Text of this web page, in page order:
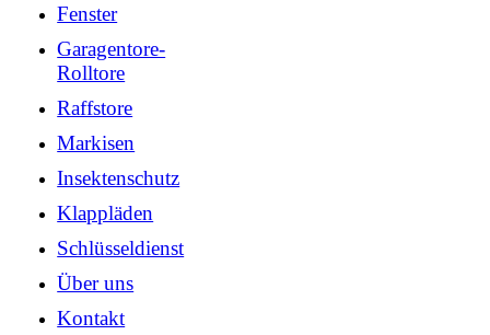
Fenster
Garagentore-
Rolltore
Raffstore
Markisen
Insektenschutz
Klappläden
Schlüsseldienst
Über uns
Kontakt